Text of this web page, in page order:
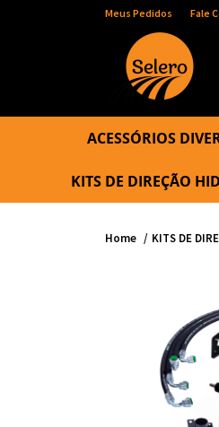
Meus Pedidos Fale
ACESSÓRIOS
KITS DE DIREÇÃO
Home KITS DE